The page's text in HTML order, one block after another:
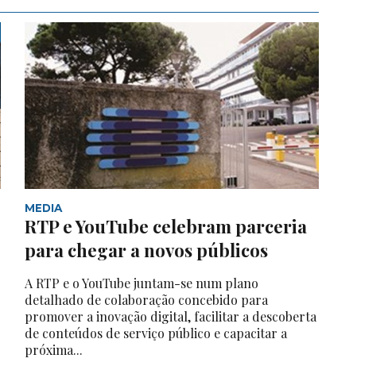
MEDIA
RTP e YouTube celebram parceria
para chegar a novos públicos
A RTP e o YouTube juntam-se num plano
detalhado de colaboração concebido para
promover a inovação digital, facilitar a descoberta
de conteúdos de serviço público e capacitar a
próxima...